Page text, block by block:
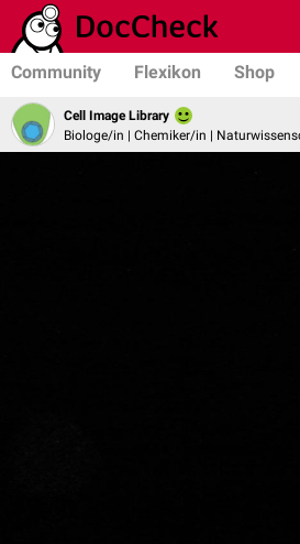
Community Flexikon Shop
Cell Image Library
Biologe/in | Chemiker/in |